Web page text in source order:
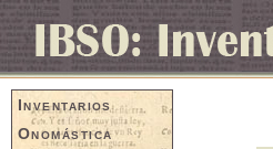
Inventarios
Onomástica